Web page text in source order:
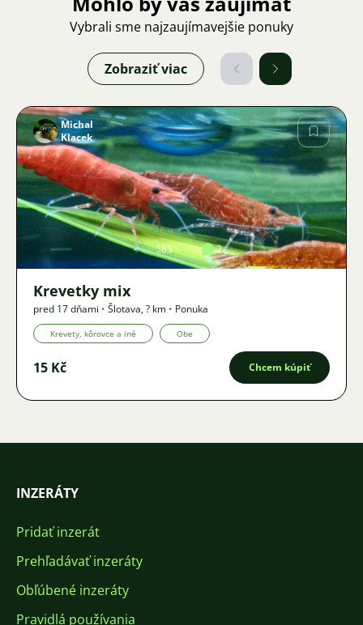
Vybrali sme najzaujímavejšie ponuky
Zobraziť viac
Obrázok
Michal
Klacek
585 2
Krevetky mix
pred 17 dňami • Šlotava,? km • Ponuka
Krevety, kôrovce a iné Obe
15 Kč Chcem kúpiť
INZERÁTY
Pridať inzerát
Prehľadávať inzeráty
Obľúbené inzeráty
Pravidlá používania